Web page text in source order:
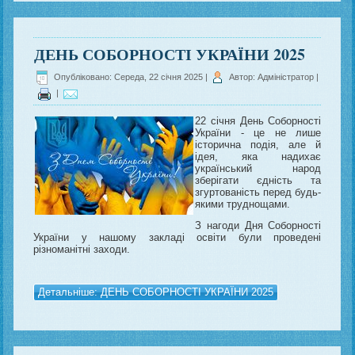
ДЕНЬ СОБОРНОСТІ УКРАЇНИ 2025
Опубліковано: Середа, 22 січня 2025 | Автор: Адміністратор |
22 січня День Соборності
України - це не лише
історична подія, але й
ідея, яка надихає
український народ
зберігати єдність та
згуртованість перед будь-
якими труднощами.
З нагоди Дня Соборності
України у нашому закладі освіти були проведені
різноманітні заходи.
Детальніше: ДЕНЬ СОБОРНОСТІ УКРАЇНИ 2025